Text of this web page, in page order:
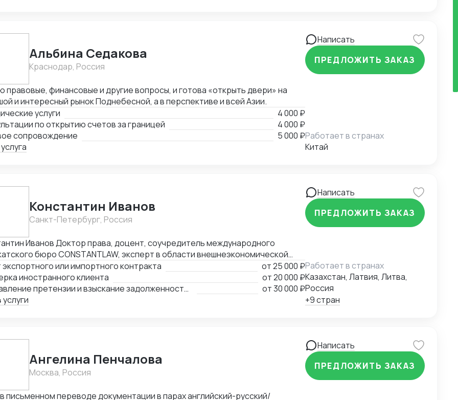
Альбина Седакова
Краснодар, Россия
правовые, финансовые и другие вопросы, и готова «открыть двери» на
и интересный рынок Поднебесной, а в перспективе и всей Азии.
услуги
4 000 ₽
по открытию счетов за границей
4 000 ₽
сопровождение
5 000 ₽
Написать
ПРЕДЛОЖИТЬ ЗАКАЗ
Работает в странах
Китай
Константин Иванов
Санкт-Петербург, Россия
права, доцент, соучредитель международного
бюро CONSTANTLAW, эксперт в области внешнеэкономической
сопровождения международных сделок и решения
споров. Международный арбитр (Рижский третейский суд
Латвия, международный арбитражный суд IAC / Алматы, Казахстан).
экспортного или импортного контракта от25 000 ₽
иностранного клиента
от20 000 ₽
Составление претензии и взыскание задолженности с иностранного клиента
от30 000 ₽
Написать
ПРЕДЛОЖИТЬ ЗАКАЗ
Работает в странах
Казахстан, Латвия, Литва,
Россия
+9 стран
Ангелина Пенчалова
Москва, Россия
письменном переводе документации в парах английский-русский/
Написать
ПРЕДЛОЖИТЬ ЗАКАЗ